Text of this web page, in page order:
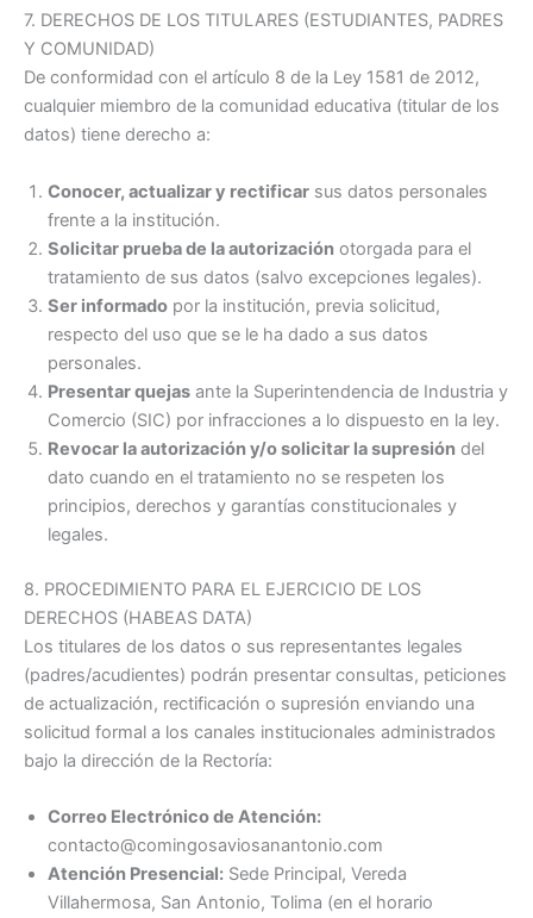
7. DERECHOS DE LOS TITULARES (ESTUDIANTES, PADRES
Y COMUNIDAD)
De conformidad con el artículo 8 de la Ley 1581 de 2012,
cualquier miembro de la comunidad educativa (titular de los
datos) tiene derecho a:
Conocer, actualizar y rectificar sus datos personales
frente a la institución.
Solicitar prueba de la autorización otorgada para el
tratamiento de sus datos (salvo excepciones legales).
Ser informado por la institución, previa solicitud,
respecto del uso que se le ha dado a sus datos
personales.
Presentar quejas ante la Superintendencia de Industria y
Comercio (SIC) por infracciones a lo dispuesto en la ley.
Revocar la autorización y/o solicitar la supresión del
dato cuando en el tratamiento no se respeten los
principios, derechos y garantías constitucionales y
legales.
8. PROCEDIMIENTO PARA EL EJERCICIO DE LOS
DERECHOS (HABEAS DATA)
Los titulares de los datos o sus representantes legales
(padres/acudientes) podrán presentar consultas, peticiones
de actualización, rectificación o supresión enviando una
solicitud formal a los canales institucionales administrados
bajo la dirección de la Rectoría:
Correo Electrónico de Atención:
contacto@comingosaviosanantonio.com
Atención Presencial: Sede Principal, Vereda
Villahermosa, San Antonio, Tolima (en el horario